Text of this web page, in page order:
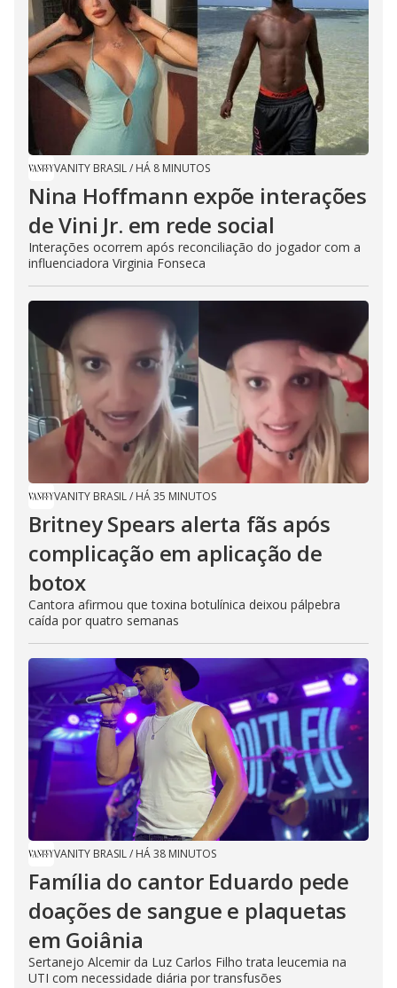
VANITY BRASIL/ HÁ 8 MINUTOS
Nina Hoffmann expõe interações
de Vini Jr. em rede social
Interações ocorrem após reconciliação do jogador com a
influenciadora Virginia Fonseca
VANITY BRASIL/ HÁ 35 MINUTOS
Britney Spears alerta fãs após
complicação em aplicação de
botox
Cantora afirmou que toxina botulínica deixou pálpebra
caída por quatro semanas
VANITY BRASIL/ HÁ 38 MINUTOS
Família do cantor Eduardo pede
doações de sangue e plaquetas
em Goiânia
Sertanejo Alcemir da Luz Carlos Filho trata leucemia na
UTI com necessidade diária por transfusões